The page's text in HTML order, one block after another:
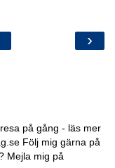
›
på gång - läs mer
Följ mig gärna på
Mejla mig på